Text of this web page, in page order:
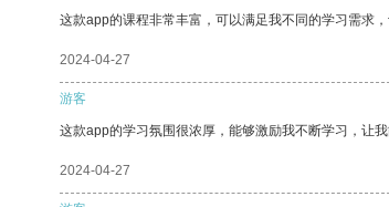
这款app的课程非常丰富，可以满足我不同的学习需求
2024-04-27
游客
这款app的学习氛围很浓厚，能够激励我不断学习，让我
2024-04-27